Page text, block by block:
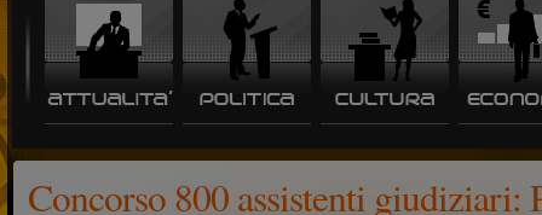
Concorso 800 assistenti giudiziari: